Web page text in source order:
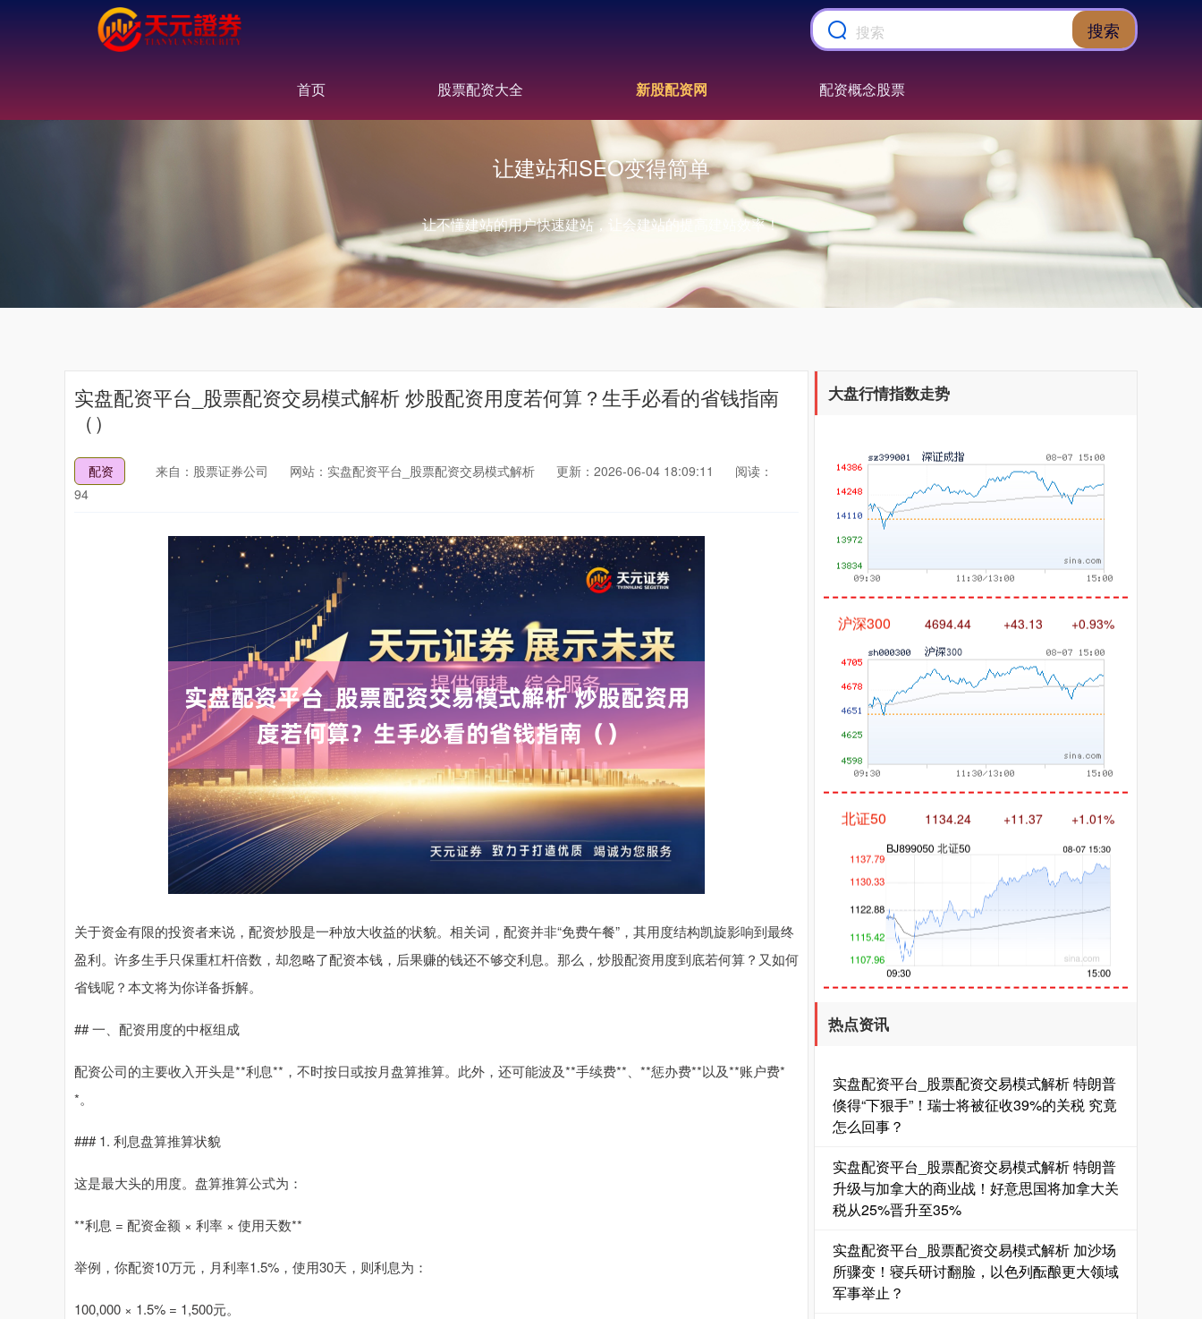
搜索
首页 股票配资大全 新股配资网 配资概念股票
让建站和SEO变得简单
让不懂建站的用户快速建站，让会建站的提高建站效率！
实盘配资平台_股票配资交易模式解析 炒股配资用度若何算？生手必看的省钱指南
（）
配资 来自：股票证券公司 网站：实盘配资平台_股票配资交易模式解析 更新：2026-06-04 18:09:11
阅读：
94
关于资金有限的投资者来说，配资炒股是一种放大收益的状貌。相关词，配资并非“免费午餐”，其用度结构凯旋影响到最终
盈利。许多生手只保重杠杆倍数，却忽略了配资本钱，后果赚的钱还不够交利息。那么，炒股配资用度到底若何算？又如何
省钱呢？本文将为你详备拆解。
## 一、配资用度的中枢组成
配资公司的主要收入开头是**利息**，不时按日或按月盘算推算。此外，还可能波及**手续费**、**惩办费**以及**账户费*
*。
### 1. 利息盘算推算状貌
这是最大头的用度。盘算推算公式为：
**利息 = 配资金额 × 利率 × 使用天数**
举例，你配资10万元，月利率1.5%，使用30天，则利息为：
100,000 × 1.5% = 1,500元。
大盘行情指数走势
上证综指 +39.68 +1.02%
深证成指 14311.01
创业板指 +1.35%
基金指数 7242.10 +12.30 +0.17%
热点资讯
实盘配资平台_股票配资交易模式解析 特朗普
倏得“下狠手”！瑞士将被征收39%的关税 究竟
怎么回事？
实盘配资平台_股票配资交易模式解析 特朗普
升级与加拿大的商业战！好意思国将加拿大关
税从25%晋升至35%
实盘配资平台_股票配资交易模式解析 加沙场
所骤变！寝兵研讨翻脸，以色列酝酿更大领域
军事举止？